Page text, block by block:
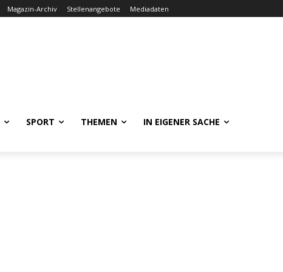
Magazin-Archiv Stellenangebote Mediadaten
SPORT THEMEN IN EIGENER SACHE